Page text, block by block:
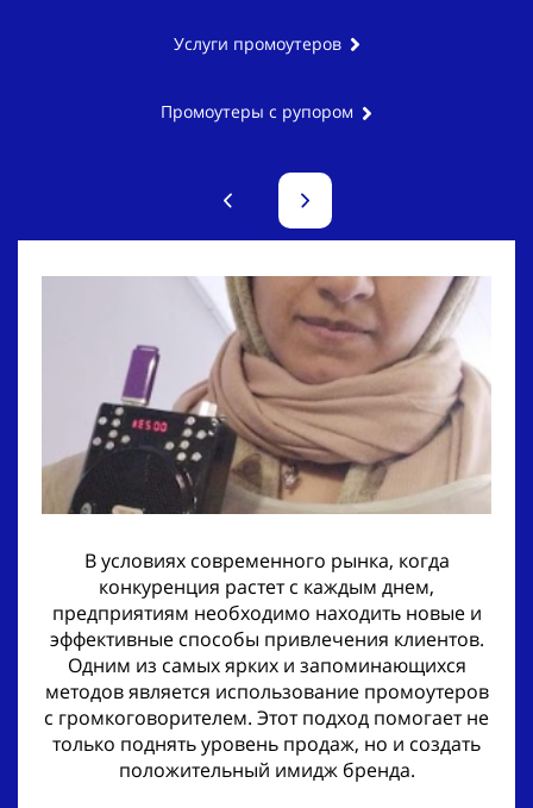
Услуги промоутеров
Промоутеры с рупором
В условиях современного рынка, когда
конкуренция растет с каждым днем,
предприятиям необходимо находить новые и
эффективные способы привлечения клиентов.
Одним из самых ярких и запоминающихся
методов является использование промоутеров
с громкоговорителем. Этот подход помогает не
только поднять уровень продаж, но и создать
положительный имидж бренда.